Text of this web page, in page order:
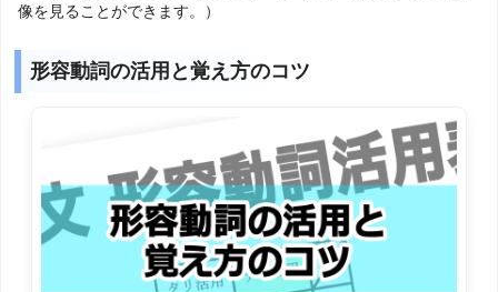
像を見ることができます。）
形容動詞の活用と覚え方のコツ